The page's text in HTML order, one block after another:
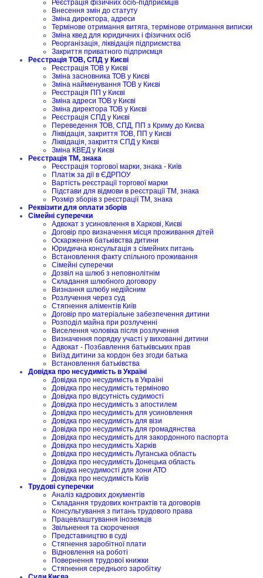
Реєстрація фізичних осіб-підприємців
Внесення змін до статуту
Зміна директора, адреси
Термінове отримання витяга, термінове отримання виписки
Зміна квед для юридичних і фізичних осіб
Реорганізація, ліквідація підприємства
Закриття приватного підприємця
Реєстрація ТОВ, СПД у Києві
Реєстрація ТОВ у Києві
Зміна засновника ТОВ у Києві
Зміна найменування ТОВ у Києві
Реєстрація ПП у Києві
Зміна адреси ТОВ у Києві
Зміна директора ТОВ у Києві
Реєстрація СПД у Києві
Переведення ТОВ, СПД, ПП з Криму до Києва
Ліквідація, закриття ТОВ, ПП у Києві
Ліквідація, закриття СПД у Києві
Зміна КВЕД у Києві
Реєстрація ТМ, знака
Реєстрація торгової марки, знака - Київ
Платіж за дії в ЄДРПОУ
Вартість реєстрації торгової марки
Підстави для відмови в реєстрації ТМ, знака
Розмір зборів з реєстрації ТМ, знака
Реквізити для оплати зборів
Сімейні суперечки
Адвокат з усиновлення в Харкові, Києві
Договір про визначення місця проживання дітей
Оскарження батьківства дитини
Юридична консультація з сімейних питань
Встановлення факту спільного проживання
Сімейні суперечки
Дозвіл на шлюб з неповнолітнім
Складання шлюбного договору
Визнання шлюбу недійсним
Розлучення через суд
Стягнення аліментів Київ
Договір про матеріальне забезпечення дитини
Розподіл майна при розлученні
Виселення чоловіка після розлучення
Визначення порядку участі у вихованні дитини
Адвокат - Позбавлення батьківських прав
Виїзд дитини за кордон без згоди батька
Встановлення батьківства
Довідка про несудимість в Україні
Довідка про несудимість в Україні
Довідка про несудимість терміново
Довідка про відсутність судимості
Довідка про несудимість з апостилем
Довідка про несудимість для усиновлення
Довідка про несудимість для візи
Довідка про несудимість для громадянства
Довідка про несудимість для закордонного паспорта
Довідка про несудимість Харків
Довідка про несудимість Луганська область
Довідка про несудимість Донецька область
Довідка несудимості для зони АТО
Довідка про несудимість Київ
Трудові суперечки
Аналіз кадрових документів
Складання трудових контрактів та договорів
Консультування з питань трудового права
Працевлаштування іноземців
Звільнення та скорочення
Представництво в суді
Стягнення заробітної плати
Відновлення на роботі
Повернення трудової книжки
Стягнення середнього заробітку